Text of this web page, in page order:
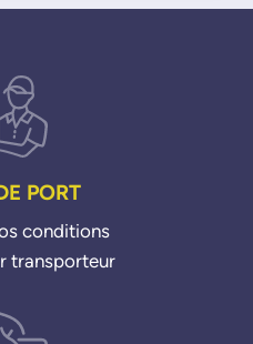
PORT
conditions
transporteur